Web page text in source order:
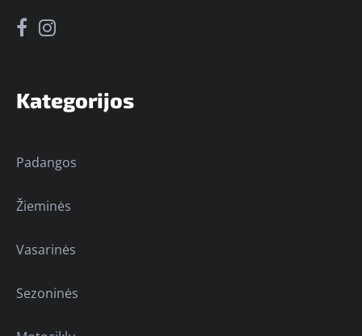
Kategorijos
Padangos
Žieminės
Vasarinės
Sezoninės